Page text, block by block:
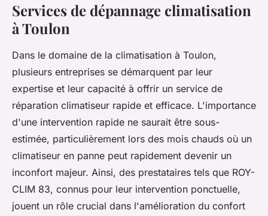
Services de dépannage climatisation
à Toulon
Dans le domaine de la climatisation à Toulon,
plusieurs entreprises se démarquent par leur
expertise et leur capacité à offrir un service de
réparation climatiseur rapide et efficace. L'importance
d'une intervention rapide ne saurait être sous-
estimée, particulièrement lors des mois chauds où un
climatiseur en panne peut rapidement devenir un
inconfort majeur. Ainsi, des prestataires tels que ROY-
CLIM 83, connus pour leur intervention ponctuelle,
jouent un rôle crucial dans l'amélioration du confort